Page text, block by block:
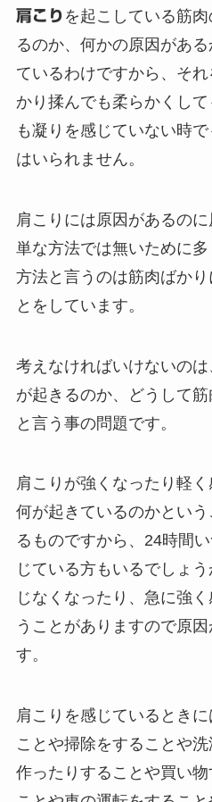
肩こり を起こしている筋
るのか、何かの原因があ
ているわけですから、そ
かり揉んでも柔らかくし
も凝りを感じていない時
はいられません。
肩こりには原因があるの
単な方法では無いために
方法と言うのは筋肉ばか
とをしています。
考えなければいけないの
が起きるのか、どうして
と言う事の問題です。
肩こりが強くなったり軽
何が起きているのかとい
るものですから、24時間
じている方もいるでしょ
じなくなったり、急に強
うことがありますので原
す。
肩こりを感じているとき
ことや掃除をすることや
作ったりすることや買い